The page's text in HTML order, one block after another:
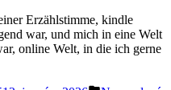
Erzählstimme, kindle
war, und mich in eine Welt
online Welt, in die ich gerne